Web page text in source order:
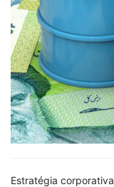
Estratégia corporativa